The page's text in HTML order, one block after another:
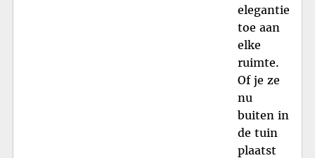
elegantie
toe aan
elke
ruimte.
Of je ze
nu
buiten in
de tuin
plaatst